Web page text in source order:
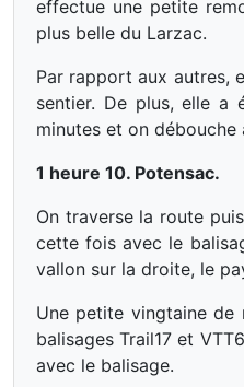
effectue une petite
plus belle du Larzac.
Par rapport aux autres,
sentier. De plus, elle a
minutes et on débouche
1 heure 10. Potensac.
On traverse la route
cette fois avec le
vallon sur la droite, le
Une petite vingtaine de
balisages Trail17 et
avec le balisage.